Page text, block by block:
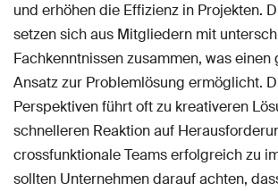
und erhöhen die Effizienz in Projekten.
setzen sich aus Mitgliedern mit
Fachkenntnissen zusammen, was
Ansatz zur Problemlösung ermöglicht.
Perspektiven führt oft zu kreativeren
schnelleren Reaktion auf
crossfunktionale Teams erfolgreich zu
sollten Unternehmen darauf achten,